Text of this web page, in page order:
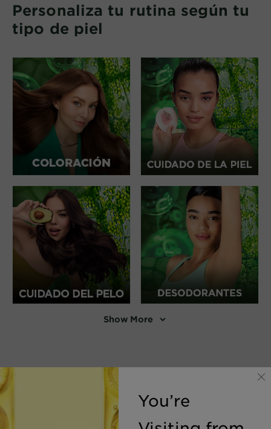
Personaliza tu rutina según tu
tipo de piel
Show More
You’re